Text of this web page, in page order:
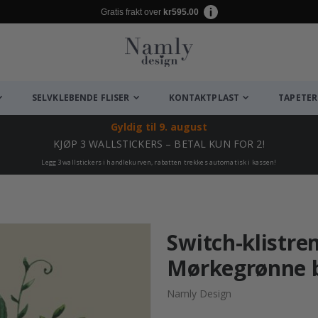
Gratis frakt over kr595.00
SELVKLEBENDE FLISER KONTAKTPLAST TAPETER
Gyldig til 9. august
KJØP 3 WALLSTICKERS – BETAL KUN FOR 2!
Legg 3 wallstickers i handlekurven, rabatten trekkes automatisk i kassen!
Switch-
Mørkegrønne
Namly Design